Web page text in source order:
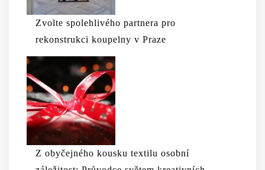
Zvolte spolehlivého partnera pro
rekonstrukci koupelny v Praze
Z obyčejného kousku textilu osobní